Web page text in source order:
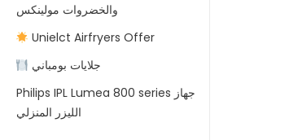
والخضروات مولينكس
Unielct Airfryers Offer
جلايات بومباني
Philips IPL Lumea 800 series جهاز
الليزر المنزلي